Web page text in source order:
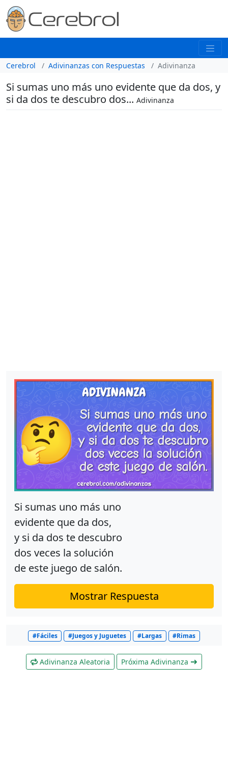
Cerebrol Adivinanzas con Respuestas Adivinanza
Si sumas uno más uno evidente que da dos, y
si da dos te descubro dos... Adivinanza
Si sumas uno más uno
evidente que da dos,
y si da dos te descubro
dos veces la solución
de este juego de salón.
Mostrar Respuesta
#Fáciles #Juegos y Juguetes #Largas #Rimas
Adivinanza Aleatoria Próxima Adivinanza